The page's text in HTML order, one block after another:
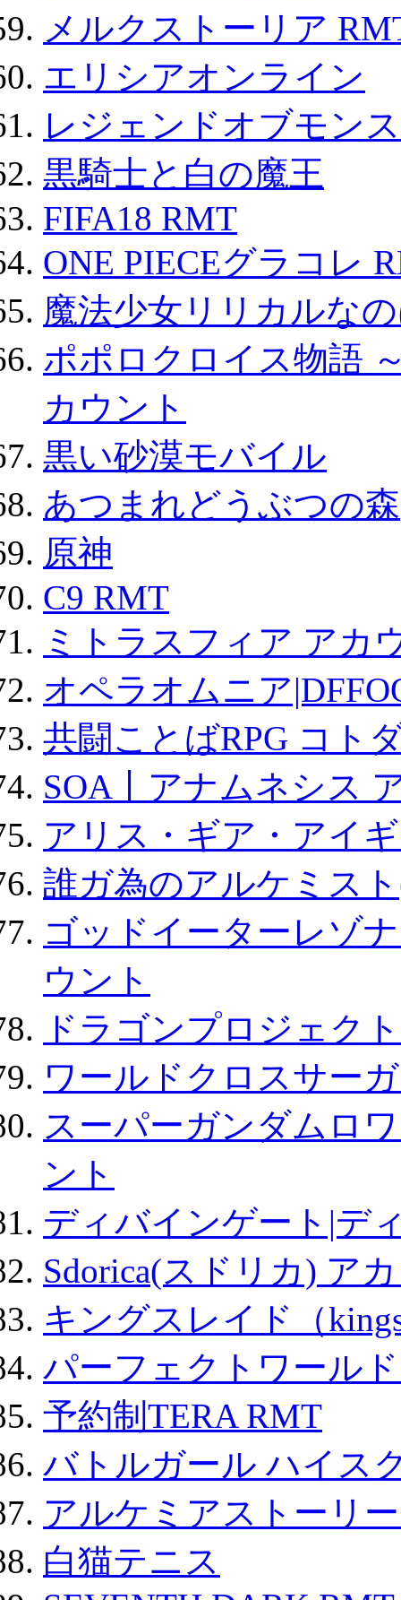
メルクストーリア
エリシアオンライン
レジェンドオブモン
黒騎士と白の魔王
FIFA18 RMT
ONE PIECEグラコレ
魔法少女リリカルな
ポポロクロイス物語
カウント
黒い砂漠モバイル
あつまれどうぶつの森
原神
C9 RMT
ミトラスフィア アカ
オペラオムニア
共闘ことばRPG コト
SOA丨アナムネシス
アリス・ギア・アイ
誰ガ為のアルケミス
ゴッドイーターレゾ
ウント
ドラゴンプロジェク
ワールドクロスサー
スーパーガンダムロ
ント
ディバインゲート|デ
Sdorica(スドリカ) ア
キングスレイド（
パーフェクトワール
予約制TERA RMT
バトルガール ハイス
アルケミアストーリ
白猫テニス